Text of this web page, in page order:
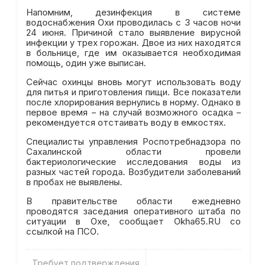
Напомним, дезинфекция в системе
водоснабжения Охи проводилась с 3 часов ночи
24 июня. Причиной стало выявление вирусной
инфекции у трех горожан. Двое из них находятся
в больнице, где им оказывается необходимая
помощь, один уже выписан.
Сейчас охинцы вновь могут использовать воду
для питья и приготовления пищи. Все показатели
после хлорирования вернулись в норму. Однако в
первое время – на случай возможного осадка –
рекомендуется отстаивать воду в емкостях.
Специалисты управления Роспотребнадзора по
Сахалинской области провели
бактериологические исследования воды из
разных частей города. Возбудители заболеваний
в пробах не выявлены.
В правительстве области ежедневно
проводятся заседания оперативного штаба по
ситуации в Охе, сообщает Okha65.RU со
ссылкой на ПСО.